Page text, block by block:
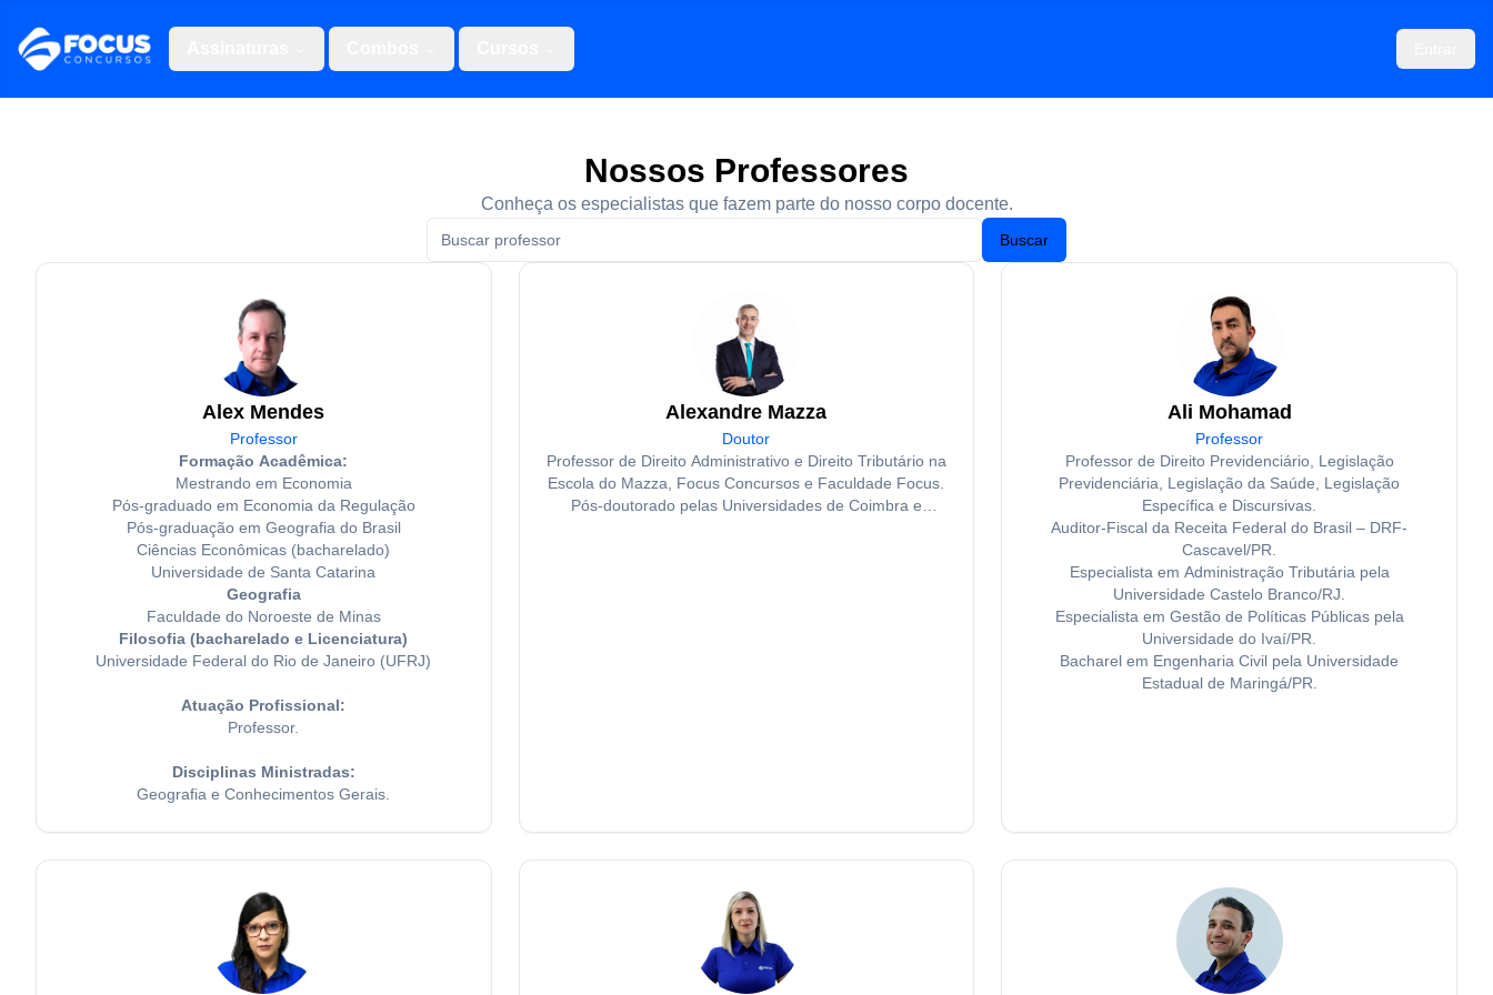
Nossos Professores
Conheça os especialistas que fazem parte do nosso corpo docente.
Buscar
Alex Mendes
Professor
Formação Acadêmica:
Mestrando em Economia
Pós-graduado em Economia da Regulação
Pós-graduação em Geografia do Brasil
Ciências Econômicas (bacharelado)
Universidade de Santa Catarina
Geografia
Faculdade do Noroeste de Minas
Filosofia (bacharelado e Licenciatura)
Universidade Federal do Rio de Janeiro (UFRJ)
Atuação Profissional:
Professor.
Disciplinas Ministradas:
Geografia e Conhecimentos Gerais.
Alexandre Mazza
Doutor
Professor de Direito Administrativo e Direito Tributário na
Escola do Mazza, Focus Concursos e Faculdade Focus.
Pós-doutorado pelas Universidades de Coimbra e
Ali Mohamad
Professor
Professor de Direito Previdenciário, Legislação
Previdenciária, Legislação da Saúde, Legislação
Específica e Discursivas.
Auditor-Fiscal da Receita Federal do Brasil – DRF-
Cascavel/PR.
Especialista em Administração Tributária pela
Universidade Castelo Branco/RJ.
Especialista em Gestão de Políticas Públicas pela
Universidade do Ivaí/PR.
Bacharel em Engenharia Civil pela Universidade
Estadual de Maringá/PR.